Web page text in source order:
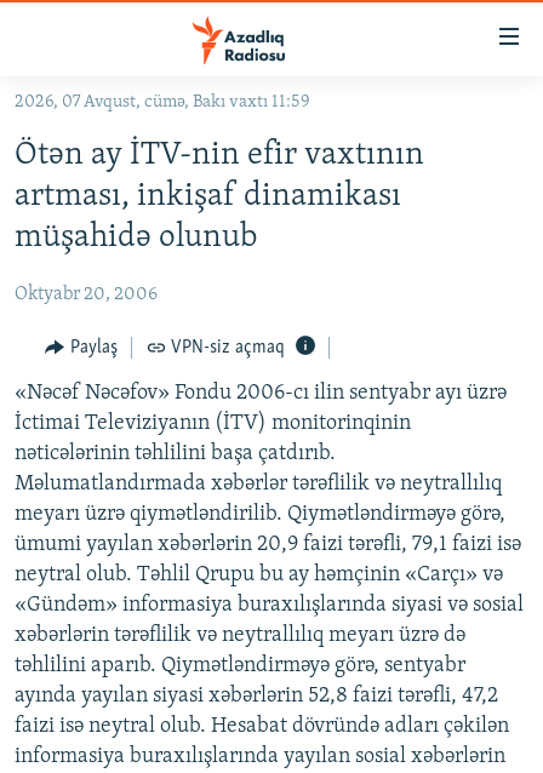
Əsas
qayıt
Əsas
naviqasiyaya
qayıt
Axtarışa
KORRUPSIOMETR
#ƏSLINDƏ
FƏRQƏ BAX
QANUNI DOĞRU
ARAŞDIRMA
MULTIMEDIA
VIDEO
FOTOQALEREYA
İNFOQRAFIKA
KARIKATURA
RADIO ARXIV
OXU ZALI
AZƏRBAYCAN ƏDƏBIYYATI KITABXANASI
İSLAM VƏ DEMOKRATIYA
İZ - MƏDƏNIYYƏT PROQRAMI
HAQQIMIZDA
MISSIYAMIZ
PEŞƏ ETIKASI VƏ JURNALISTIKA STANDARTLARIMIZ
MATERIALLARIMIZDAN ISTIFADƏ
AZADLIQRADIOSU MOBIL TELEFONUNUZDA
BIZIMLƏ ƏLAQƏ
BIZI IZLƏ
RFE/RL-in bütün saytları
2026, 07 Avqust, cümə, Bakı vaxtı 11:59
Ötən ay İTV-nin efir vaxtının
artması, inkişaf dinamikası
müşahidə olunub
Oktyabr 20, 2006
Paylaş VPN-siz açmaq
«Nəcəf Nəcəfov» Fondu 2006-cı ilin sentyabr ayı üzrə
İctimai Televiziyanın (İTV) monitorinqinin
nəticələrinin təhlilini başa çatdırıb.
Məlumatlandırmada xəbərlər tərəflilik və neytrallılıq
meyarı üzrə qiymətləndirilib. Qiymətləndirməyə görə,
ümumi yayılan xəbərlərin 20,9 faizi tərəfli, 79,1 faizi isə
neytral olub. Təhlil Qrupu bu ay həmçinin «Carçı» və
«Gündəm» informasiya buraxılışlarında siyasi və sosial
xəbərlərin tərəflilik və neytrallılıq meyarı üzrə də
təhlilini aparıb. Qiymətləndirməyə görə, sentyabr
ayında yayılan siyasi xəbərlərin 52,8 faizi tərəfli, 47,2
faizi isə neytral olub. Hesabat dövründə adları çəkilən
informasiya buraxılışlarında yayılan sosial xəbərlərin